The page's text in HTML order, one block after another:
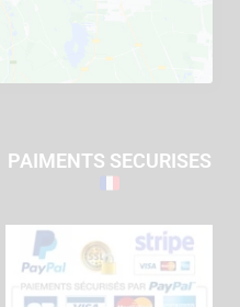
PAIMENTS SECURISES